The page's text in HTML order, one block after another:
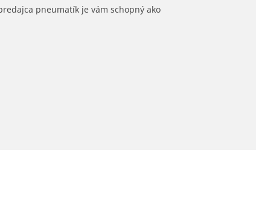
pneumatík je vám schopný ako